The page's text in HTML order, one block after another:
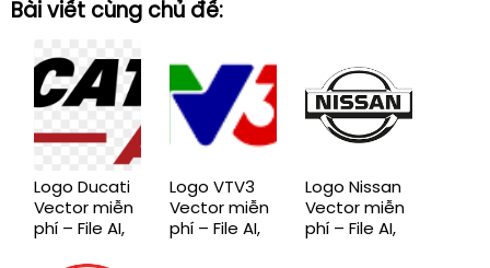
Bài viết cùng chủ đề:
Logo Ducati
Vector miễn
phí – File AI,
Logo VTV3
Vector miễn
phí – File AI,
Logo Nissan
Vector miễn
phí – File AI,